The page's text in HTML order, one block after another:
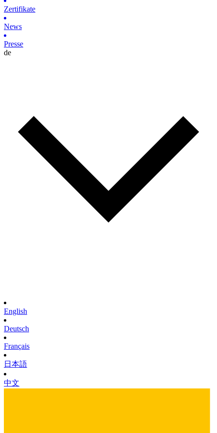
Zertifikate
News
Presse
de
English
Deutsch
Français
日本語
中文